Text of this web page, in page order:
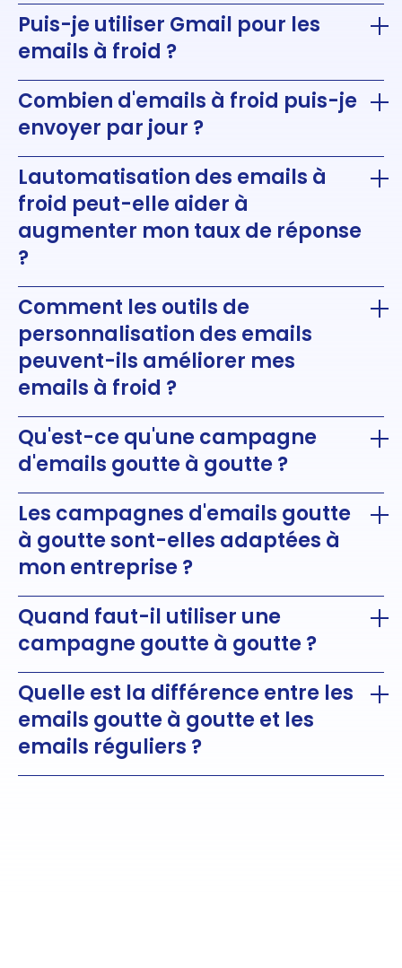
Puis-je utiliser Gmail pour les
emails à froid ?
Combien d'emails à froid puis-je
envoyer par jour ?
Lautomatisation des emails à
froid peut-elle aider à
augmenter mon taux de réponse
?
Comment les outils de
personnalisation des emails
peuvent-ils améliorer mes
emails à froid ?
Qu'est-ce qu'une campagne
d'emails goutte à goutte ?
Les campagnes d'emails goutte
à goutte sont-elles adaptées à
mon entreprise ?
Quand faut-il utiliser une
campagne goutte à goutte ?
Quelle est la différence entre les
emails goutte à goutte et les
emails réguliers ?